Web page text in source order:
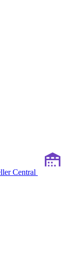
Central